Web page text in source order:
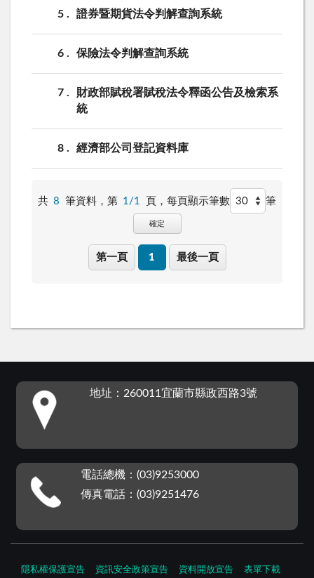
5 證券暨期貨法令判解查詢系統
6 保險法令判解查詢系統
7
財政部賦稅署賦稅法令釋函公告及檢索系
統
8 經濟部公司登記資料庫
共 8 筆資料，第 1/1 頁， 每頁顯示筆數 筆
確定
第一頁 1 最後一頁
地址：260011宜蘭市縣政西路3號
電話總機：(03)9253000
傳真電話：(03)9251476
隱私權保護宣告 資訊安全政策宣告 資料開放宣告 表單下載